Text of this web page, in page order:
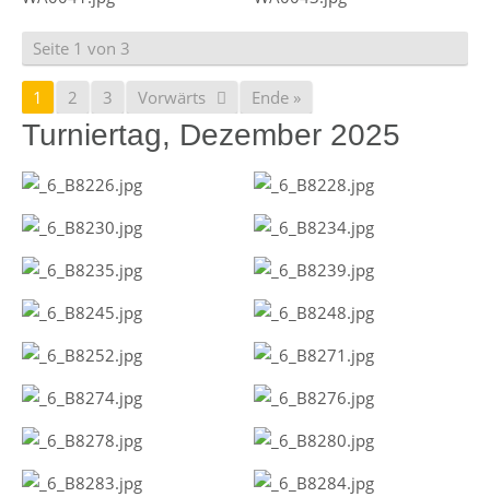
Seite 1 von 3
1 2 3 Vorwärts Ende »
Turniertag, Dezember 2025